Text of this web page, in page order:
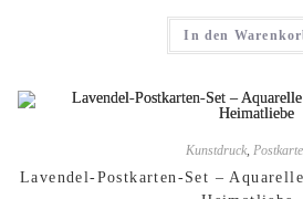
In den
Kunstdruck,
Lavendel-Postkarten-Set –